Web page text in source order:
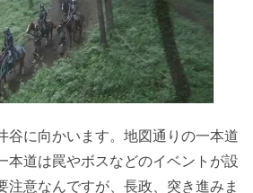
谷に向かいます。地図通りの一本道
本道は罠やボスなどのイベントが設
注意なんですが、長政、突き進みま